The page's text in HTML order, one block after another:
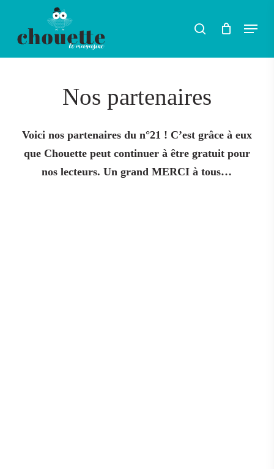
search Menu
Nos partenaires
Voici nos partenaires du n°21 ! C’est grâce à eux
que Chouette peut continuer à être gratuit pour
nos lecteurs. Un grand MERCI à tous…